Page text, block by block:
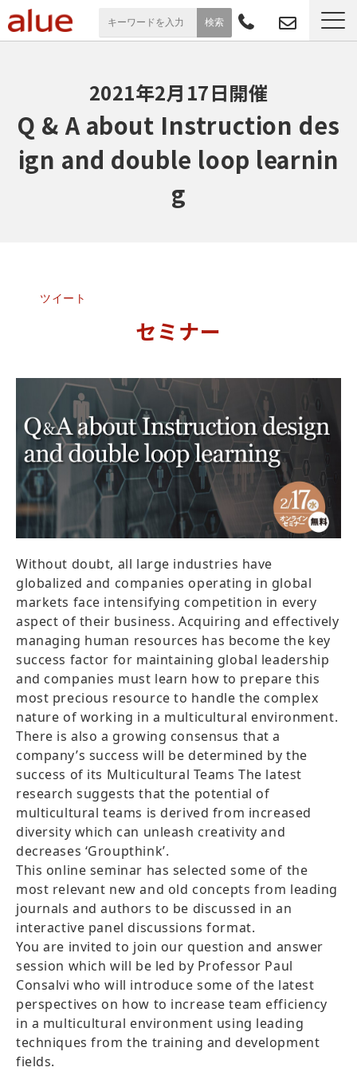
お役立ち情報
セミナー
2021年2月17日開催
Q & A about Instruction des
ign and double loop learnin
g
ツイート
セミナー
Without doubt, all large industries have
globalized and companies operating in global
markets face intensifying competition in every
aspect of their business. Acquiring and effectively
managing human resources has become the key
success factor for maintaining global leadership
and companies must learn how to prepare this
most precious resource to handle the complex
nature of working in a multicultural environment.
There is also a growing consensus that a
company’s success will be determined by the
success of its Multicultural Teams The latest
research suggests that the potential of
multicultural teams is derived from increased
diversity which can unleash creativity and
decreases ‘Groupthink’.
This online seminar has selected some of the
most relevant new and old concepts from leading
journals and authors to be discussed in an
interactive panel discussions format.
You are invited to join our question and answer
session which will be led by Professor Paul
Consalvi who will introduce some of the latest
perspectives on how to increase team efficiency
in a multicultural environment using leading
techniques from the training and development
fields.